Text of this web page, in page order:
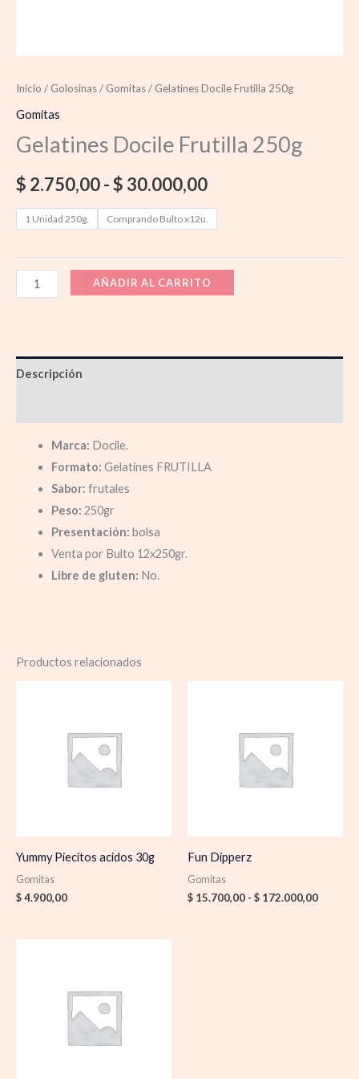
Inicio / Golosinas/ Gomitas/ Gelatines Docile Frutilla 250g
Gomitas
Gelatines Docile Frutilla 250g
$ 2.750,00-$ 30.000,00
1 Unidad 250g. Comprando Bulto x12u.
AÑADIR AL CARRITO
Descripción
Marca: Docile.
Formato: Gelatines FRUTILLA
Sabor: frutales
Peso: 250gr
Presentación: bolsa
Venta por Bulto 12x250gr.
Libre de gluten: No.
Productos relacionados
Yummy Piecitos acidos 30g
Gomitas
$4.900,00
Fun Dipperz
Gomitas
$ 15.700,00 - $ 172.000,00